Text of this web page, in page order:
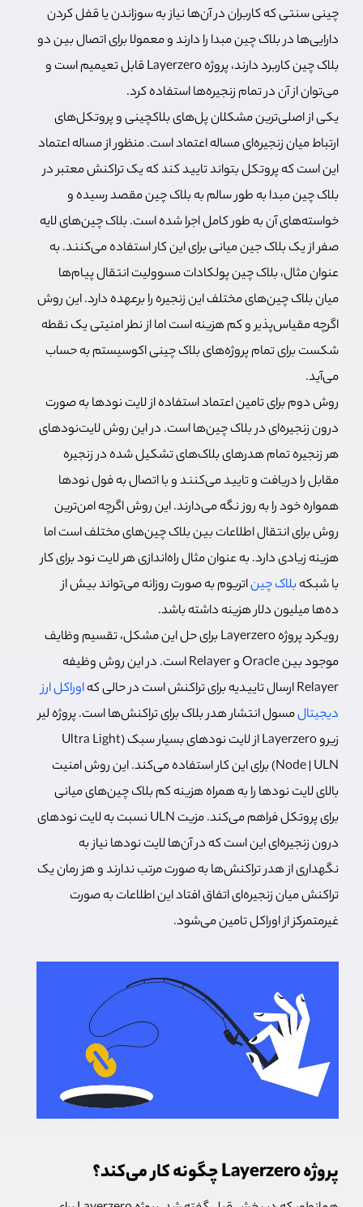
چینی سنتی که کاربران در آن‌ها نیاز به سوزاندن یا قفل کردن
دارایی‌ها در بلاک چین مبدا را دارند و معمولا برای اتصال بین دو
بلاک چین کاربرد دارند، پروژه Layerzero قابل تعیمیم است و
می‌توان از آن در تمام زنجیره‌ها استفاده کرد.
یکی از اصلی‌ترین مشکلان پل‌های بلاکچینی و پروتکل‌های
ارتباط میان زنجیره‌ای مساله اعتماد است. منظور از مساله اعتماد
این است که پروتکل بتواند تایید کند که یک تراکنش معتبر در
بلاک چین مبدا به طور سالم به بلاک چین مقصد رسیده و
خواسته‌های آن به طور کامل اجرا شده است. بلاک چین‌های لایه
صفر از یک بلاک جین میانی برای این کار استفاده می‌کنند. به
عنوان مثال، بلاک چین پولکادات مسوولیت انتقال پیام‌ها
میان بلاک چین‌های مختلف این زنجیره را برعهده دارد. این روش
اگرچه مقیاس‌پذیر و کم هزینه است اما از نطر امنیتی یک نقطه
شکست برای تمام پروژه‌های بلاک چینی اکوسیستم به حساب
می‌آید.
روش دوم برای تامین اعتماد استفاده از لایت نودها به صورت
درون زنجیره‌ای در بلاک چین‌ها است. در این روش لایت‌نودهای
هر زنجیره تمام هدرهای بلاک‌های تشکیل شده در زنجیره
مقابل را دریافت و تایید می‌کنند و با اتصال به فول نودها
همواره خود را به روز نگه می‌دارند. این روش اگرچه امن‌ترین
روش برای انتقال اطلاعات بین بلاک چین‌های مختلف است اما
هزینه زیادی دارد. به عنوان مثال راه‌اندازی هر لایت نود برای کار
با شبکه بلاک چیناتریوم به صورت روزانه می‌تواند بیش از
ده‌ها میلیون دلار هزینه داشته باشد.
رویکرد پروژه Layerzero برای حل این مشکل، تقسیم وظایف
موجود بین Oracle و Relayer است. در این روش وظیفه
Relayer ارسال تاییدیه برای تراکنش است در حالی که
اوراکل ارز
دیجیتالمسول انتشار هدر بلاک برای تراکنش‌ها است. پروژه لیر
زیرو Layerzero از لایت‌ نودهای بسیار سبک (Ultra Light
Node | ULN) برای این کار استفاده می‌کند. این روش امنیت
بالای لایت نودها را به همراه هزینه کم بلاک چین‌های میانی
برای پروتکل فراهم می‌کند. مزیت ULN نسبت به لایت نودهای
درون زنجیره‌ای این است که در آن‌ها لایت نودها نیاز به
نگهداری از هدر تراکنش‌ها به صورت مرتب ندارند و هز رمان یک
تراکنش میان زنجیره‌ای اتفاق افتاد این اطلاعات به صورت
غیرمتمرکز از اوراکل تامین می‌شود.
پروژه Layerzero چگونه کار می‌کند؟